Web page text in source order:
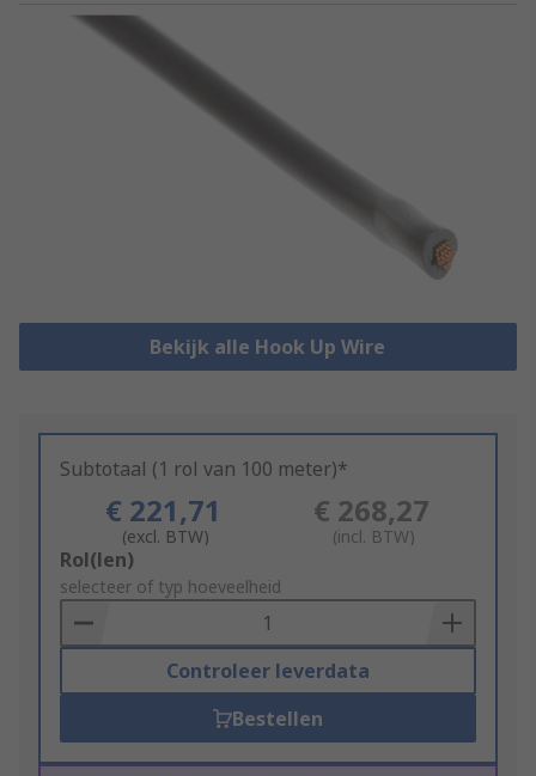
Bekijk alle Hook Up Wire
Subtotaal (1 rol van 100 meter)*
€ 221,71
(excl. BTW)
€ 268,27
(incl. BTW)
Add
to
Basket
Rol(len)
selecteer of typ hoeveelheid
Controleer leverdata
Bestellen